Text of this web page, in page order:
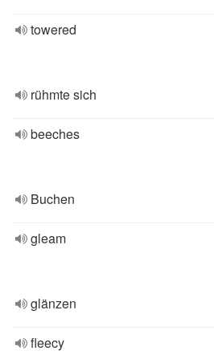
towered
rühmte sich
beeches
Buchen
gleam
glänzen
fleecy